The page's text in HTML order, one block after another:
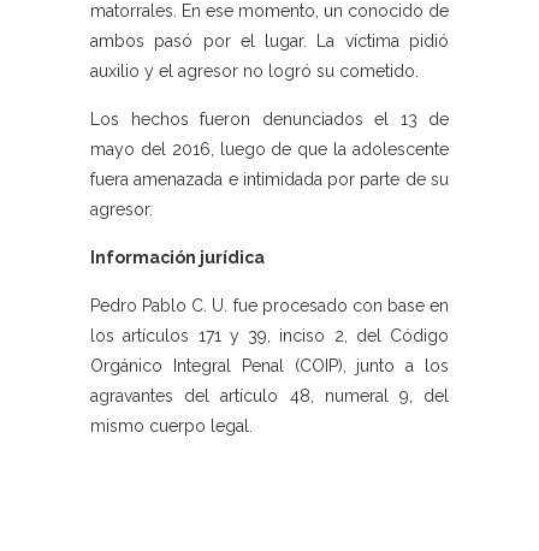
matorrales. En ese momento, un conocido de
ambos pasó por el lugar. La víctima pidió
auxilio y el agresor no logró su cometido.
Los hechos fueron denunciados el 13 de
mayo del 2016, luego de que la adolescente
fuera amenazada e intimidada por parte de su
agresor.
Información jurídica
Pedro Pablo C. U. fue procesado con base en
los artículos 171 y 39, inciso 2, del Código
Orgánico Integral Penal (COIP), junto a los
agravantes del artículo 48, numeral 9, del
mismo cuerpo legal.